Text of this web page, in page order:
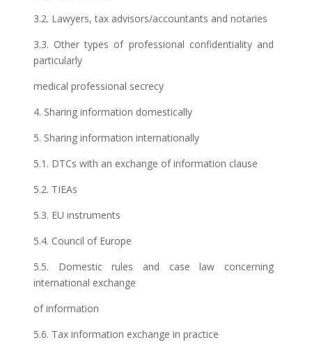
3.2. Lawyers, tax advisors/accountants and notaries
3.3. Other types of professional confidentiality and
particularly
medical professional secrecy
4. Sharing information domestically
5. Sharing information internationally
5.1. DTCs with an exchange of information clause
5.2. TIEAs
5.3. EU instruments
5.4. Council of Europe
5.5. Domestic rules and case law concerning
international exchange
of information
5.6. Tax information exchange in practice